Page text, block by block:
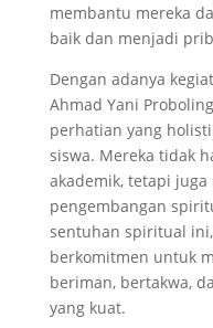
membantu mereka
baik dan menjadi
Dengan adanya
Ahmad Yani
perhatian yang
siswa. Mereka tidak
akademik, tetapi
pengembangan
sentuhan spiritual
berkomitmen untuk
beriman, bertakwa,
yang kuat.